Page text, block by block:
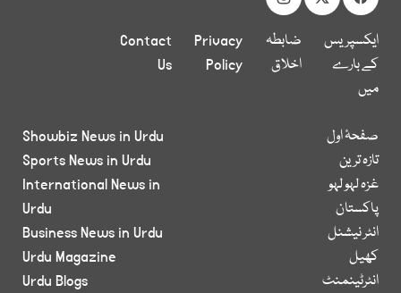
ایکسپریس
کے بارے
میں
ضابطہ
اخلاق
Privacy
Policy
Contact
Us
صفحۂ اول
تازہ ترین
غزہ لہو لہو
پاکستان
انٹر نیشنل
کھیل
انٹرٹینمنٹ
Showbiz News in Urdu
Sports News in Urdu
International News in
Urdu
Business News in Urdu
Urdu Magazine
Urdu Blogs